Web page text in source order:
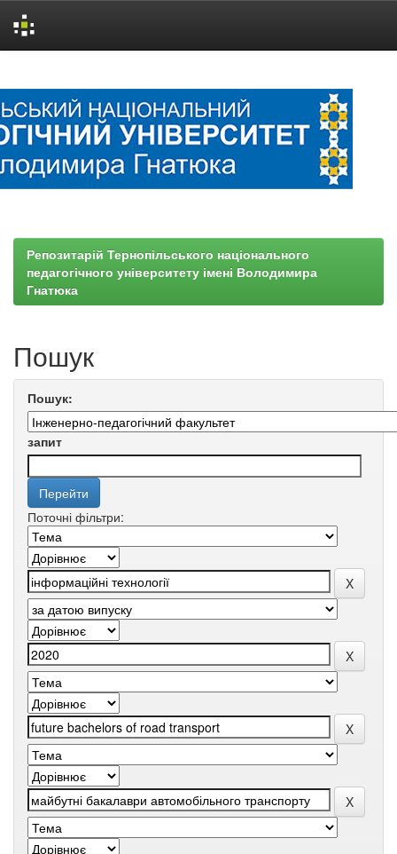
Репозитарій Тернопільського національного
педагогічного університету імені Володимира
Гнатюка
Пошук
Пошук:
запит
Поточні фільтри: